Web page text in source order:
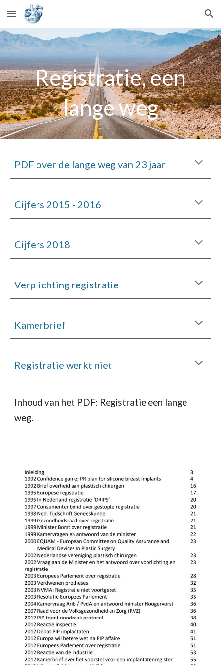
Skip to main content Skip to navigation
Registratie, een
lange weg
PDF over de lange weg van 23 jaar
Cijfers 2015 - 2016
Cijfers 2018
Verplichting registratie
Kamerbrief
Registratie werkt niet
Inhoud van het PDF: Registratie een lange
weg.